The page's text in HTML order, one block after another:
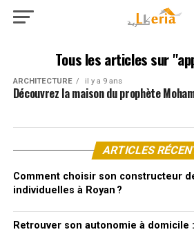
Tous les articles sur
ARCHITECTURE il y a 9 ans
Découvrez la maison du prophète
ARTICLES
Comment choisir son constructeur
individuelles à Royan ?
Retrouver son autonomie à domicile